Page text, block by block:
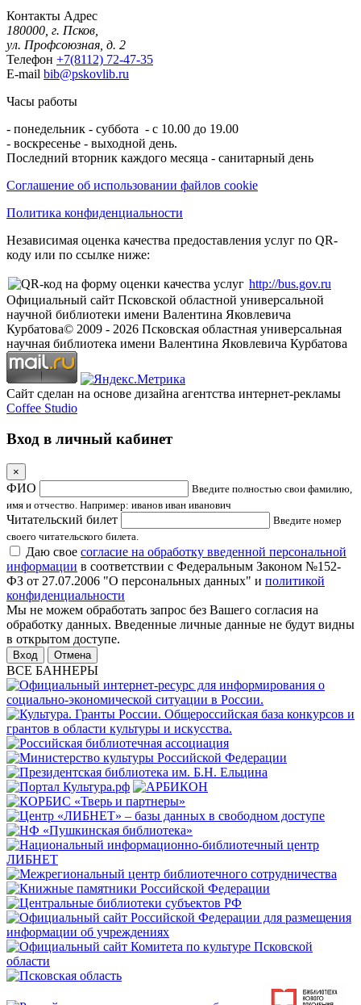
Контакты Адрес
180000, г. Псков,
ул. Профсоюзная, д. 2
Телефон +7(8112) 72-47-35
E-mail bib@pskovlib.ru
Часы работы
- понедельник - суббота - с 10.00 до 19.00
- воскресенье - выходной день.
Последний вторник каждого месяца - санитарный день
Соглашение об использовании файлов cookie
Политика конфиденциальности
Независимая оценка качества предоставления услуг по QR-
коду или по ссылке ниже:
http://bus.gov.ru
Официальный сайт Псковской областной универсальной
научной библиотеки имени Валентина Яковлевича
Курбатова© 2009 - 2026 Псковская областная универсальная
научная библиотека имени Валентина Яковлевича Курбатова
Сайт сделан на основе дизайна агентства интернет-рекламы
Coffee Studio
Вход в личный кабинет
×
ФИО
Введите полностью свои фамилию,
имя и отчество. Например: иванов иван иванович
Читательский билет
Введите номер
своего читательского билета.
Даю свое согласие на обработку введенной персональной
информации в соответствии с Федеральным Законом №152-
ФЗ от 27.07.2006 "О персональных данных" и политикой
конфиденциальности
Мы не можем обработать запрос без Вашего согласия на
обработку данных. Введенные личные данные не будут видны
в открытом доступе.
Отмена
ВСЕ БАННЕРЫ